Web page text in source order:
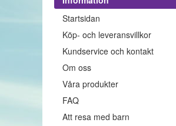
Startsidan
Köp- och leveransvillkor
Kundservice och kontakt
Om oss
Våra produkter
FAQ
Att resa med barn